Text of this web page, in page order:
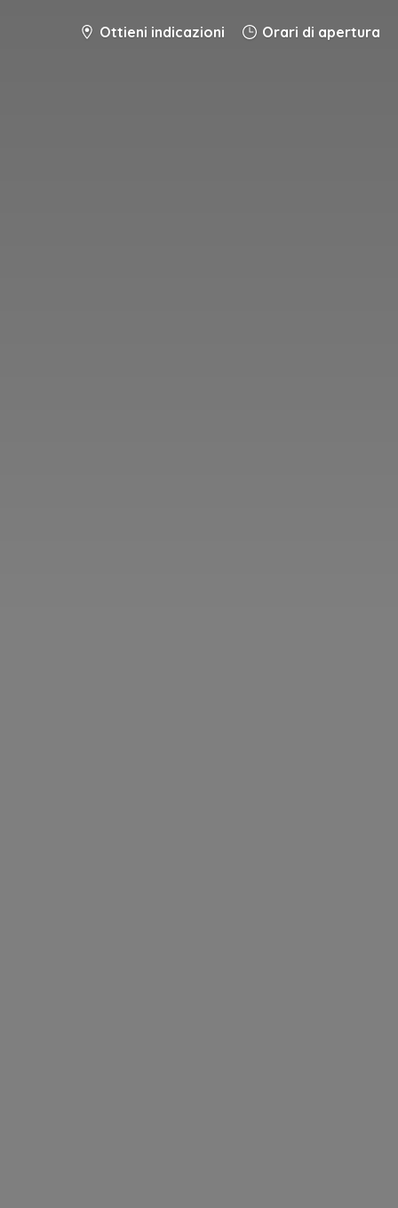
Ottieni indicazioni Orari di apertura